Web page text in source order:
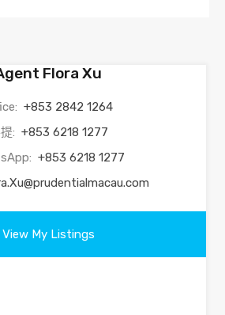
Flora Xu
+853 2842 1264
: +853 6218 1277
+853 6218 1277
View My Listings